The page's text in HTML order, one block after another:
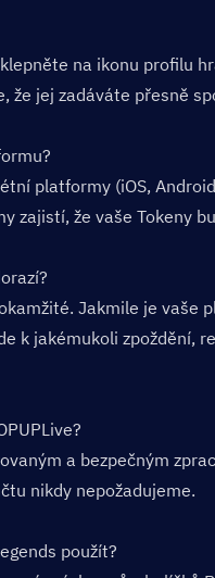
na ikonu profilu
že jej zadáváte přesně
platformy (iOS,
zajistí, že vaše Tokeny
Jakmile je vaše
k jakémukoli zpoždění,
a bezpečným
nikdy nepožadujeme.
použít?